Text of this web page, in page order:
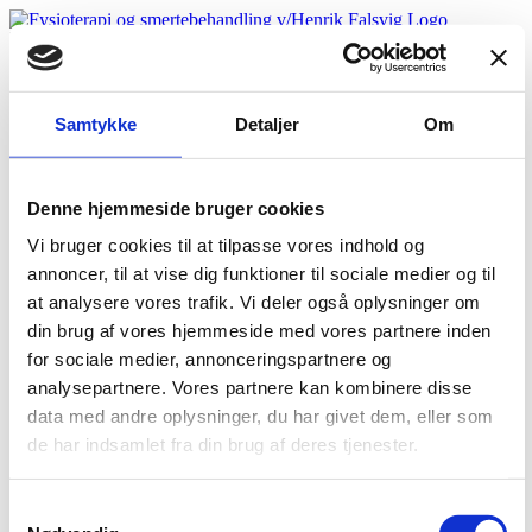
Samtykke Detaljer Om
Denne hjemmeside bruger cookies
Vi bruger cookies til at tilpasse vores indhold og
annoncer, til at vise dig funktioner til sociale medier og til
at analysere vores trafik. Vi deler også oplysninger om
din brug af vores hjemmeside med vores partnere inden
for sociale medier, annonceringspartnere og
analysepartnere. Vores partnere kan kombinere disse
data med andre oplysninger, du har givet dem, eller som
de har indsamlet fra din brug af deres tjenester.
Skip
content
efter:
FORSTÅ DIN SVIMMELHED
Hvad er svimmelhed et symptom på
Nakkesvimmelhed
FÅ HJÆLP MED DET SAMME
4 begynderøvelser mod svimmelhed
Forstå din svimmelhed og lær hvad du kan gøre for at
mindske generne
OM MIG
KONTAKT
BOOKING
Kan jeg bruge en henvisning fra min læge?
Klinikken har ikke overenskomst med regionen, så du kan ikke
bruge din henvisning fra lægen. Det betyder til gengæld også, at
dine behandlinger ikke er underlagt regionens rammer om, at kunne
rumme alle former for smerter og problematikker. Og det giver dig
passer til dig.